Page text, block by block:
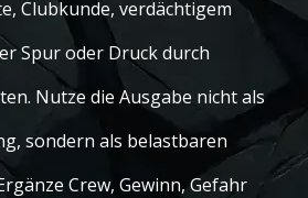
Clubkunde, verdächtigem
Spur oder Druck durch
Nutze die Ausgabe nicht als
sondern als belastbaren
Crew, Gewinn, Gefahr